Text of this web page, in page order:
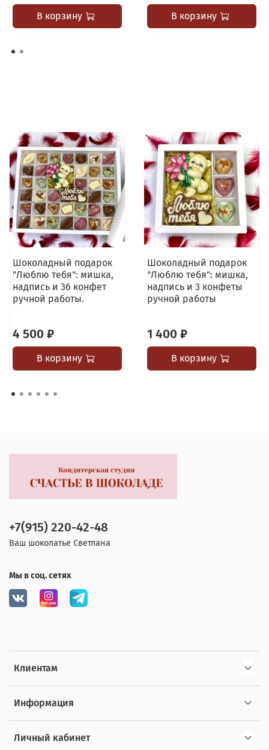
В корзину В корзину
Шоколадный подарок
"Люблю тебя": мишка,
надпись и 36 конфет
ручной работы.
4 500 ₽
В корзину
Шоколадный подарок
"Люблю тебя": мишка,
надпись и 3 конфеты
ручной работы
1 400 ₽
В корзину
Клиентам
Информация
Личный кабинет
+7(915) 220-42-48
Ваш шоколатье Светлана
Мы в соц. сетях